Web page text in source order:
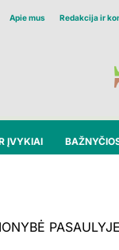
Apie mus Redakcija ir
ĮVYKIAI
PASAULYJE